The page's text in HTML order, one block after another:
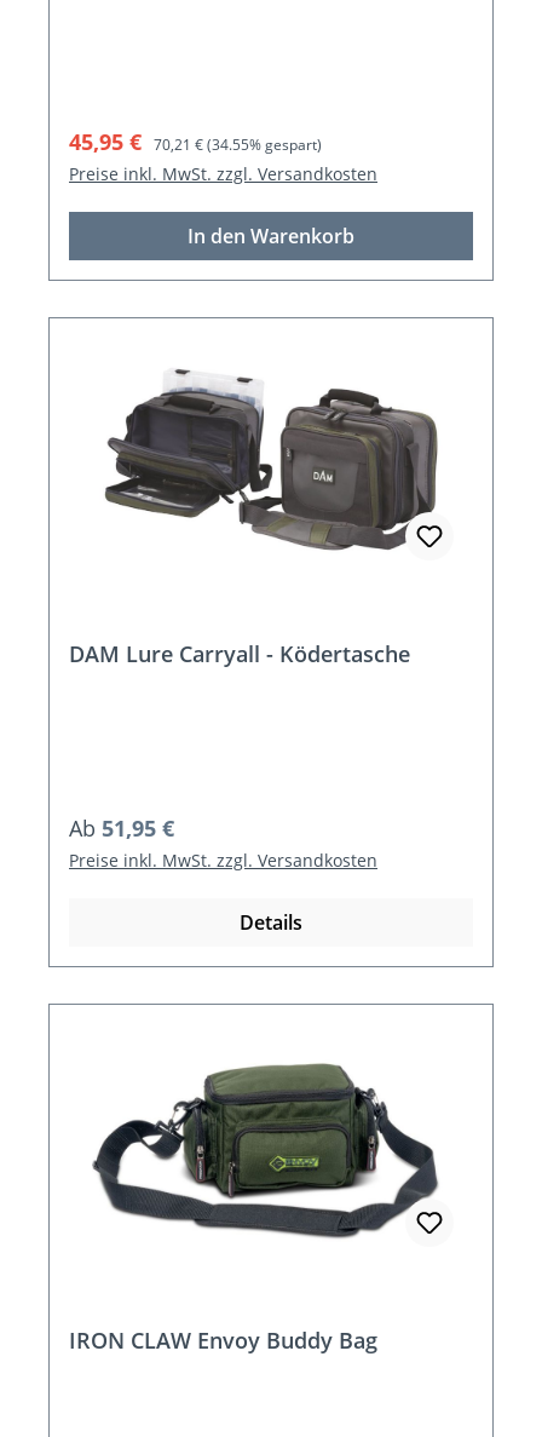
Verkaufspreis:
45,95 € Regulärer Preis:
70,21 €(34.55% gespart)
Preise inkl. MwSt. zzgl. Versandkosten
In den Warenkorb
DAM Lure Carryall - Ködertasche
Regulärer Preis:
Ab 51,95 €
Preise inkl. MwSt. zzgl. Versandkosten
Details
IRON CLAW Envoy Buddy Bag